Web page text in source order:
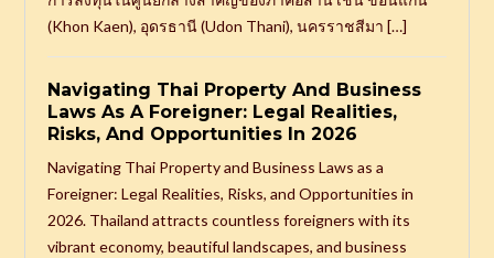
(Khon Kaen), อุดรธานี (Udon Thani), นครราชสีมา […]
Navigating Thai Property And Business
Laws As A Foreigner: Legal Realities,
Risks, And Opportunities In 2026
Navigating Thai Property and Business Laws as a
Foreigner: Legal Realities, Risks, and Opportunities in
2026. Thailand attracts countless foreigners with its
vibrant economy, beautiful landscapes, and business